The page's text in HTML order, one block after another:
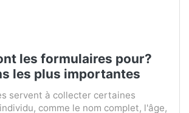
les formulaires pour?
les plus importantes
servent à collecter certaines
comme le nom complet, l'âge,